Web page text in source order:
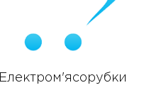
Електром'ясорубки